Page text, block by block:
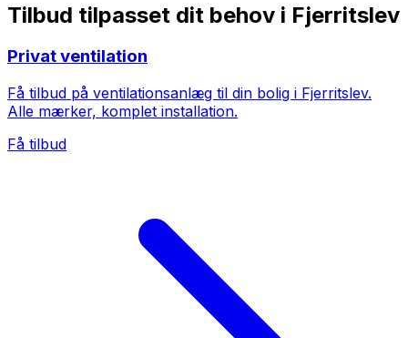
Tilbud tilpasset dit behov i Fjerritslev
Privat ventilation
Få tilbud på ventilationsanlæg til din bolig i Fjerritslev.
Alle mærker, komplet installation.
Få tilbud